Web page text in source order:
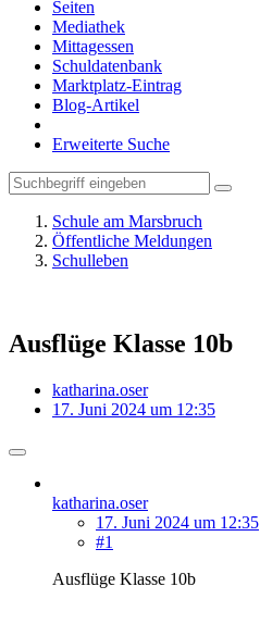
Seiten
Mediathek
Mittagessen
Schuldatenbank
Marktplatz-Eintrag
Blog-Artikel
Erweiterte Suche
Schule am Marsbruch
Öffentliche Meldungen
Schulleben
Ausflüge Klasse 10b
katharina.oser
17. Juni 2024 um 12:35
katharina.oser
17. Juni 2024 um 12:35
#1
Ausflüge Klasse 10b